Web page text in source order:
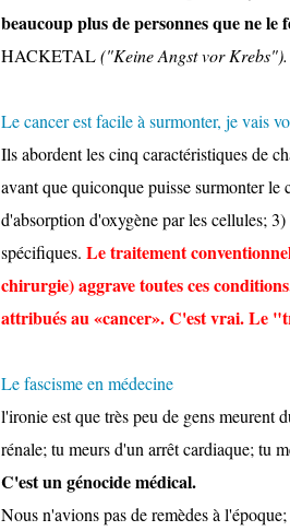
beaucoup plus de personnes que ne le
HACKETAL("Keine Angst vor Krebs").
Le cancer est facile à surmonter, je vais
Ils abordent les cinq caractéristiques de
avant que quiconque puisse surmonter le
d'absorption d'oxygène par les cellules; 3)
spécifiques. Le traitement
chirurgie) aggrave toutes ces
attribués au «cancer». C'est vrai.Le
Le fascisme en médecine
l'ironie est que très peu de gens meurent
rénale; tu meurs d'un arrêt cardiaque; tu
C'est un génocide médical.
Nous n'avions pas de remèdes à l'époque;